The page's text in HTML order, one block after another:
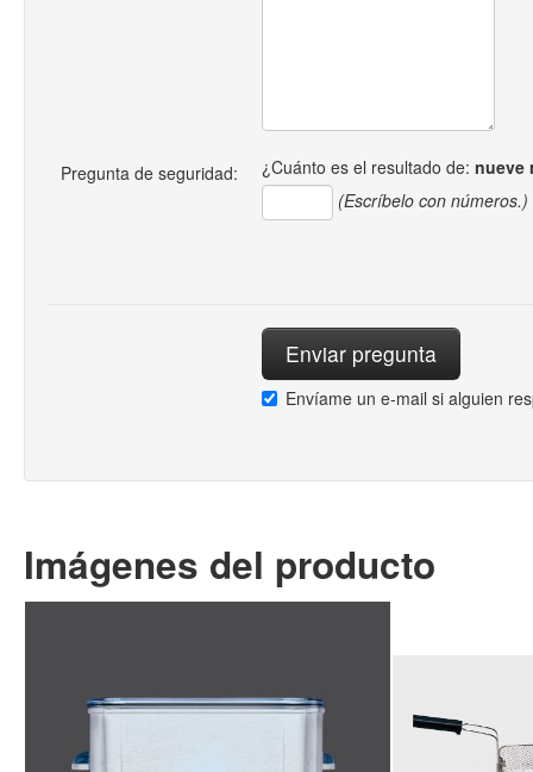
Pregunta de seguridad: ¿Cuánto es el resultado de: nueve
(Escríbelo con números.)
Envíame un e-mail si alguien
Imágenes del producto